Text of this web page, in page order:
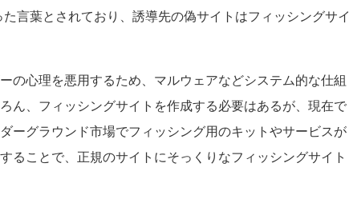
言葉とされており、誘導先の偽サイトはフィッシングサイ
の心理を悪用するため、マルウェアなどシステム的な仕組
ん、フィッシングサイトを作成する必要はあるが、現在で
ーグラウンド市場でフィッシング用のキットやサービスが
ることで、正規のサイトにそっくりなフィッシングサイト